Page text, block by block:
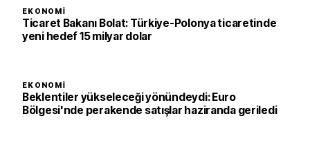
EKONOMI
Ticaret Bakanı Bolat: Türkiye-Polonya ticaretinde
yeni hedef 15 milyar dolar
EKONOMI
Beklentiler yükseleceği yönündeydi: Euro
Bölgesi'nde perakende satışlar haziranda geriledi